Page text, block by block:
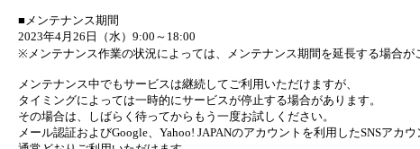
■メンテナンス期間
2023年4月26日（水）9:00～18:00
※メンテナンス作業の状況によっては、メンテナンス期間を延長する場合が
メンテナンス中でもサービスは継続してご利用いただけますが、
タイミングによっては一時的にサービスが停止する場合があります。
その場合は、しばらく待ってからもう一度お試しください。
メール認証およびGoogle、Yahoo! JAPANのアカウントを利用したSNSアカウ